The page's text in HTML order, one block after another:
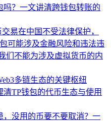
吗？一文讲清跨钱包转账的
易在中国不受法律保护，
可能涉及金融风险和违法违
们不能为涉及虚拟货币的内
多链生态的关键枢纽
TP钱包的代币生态与使用
，没用的币要不要取消？一